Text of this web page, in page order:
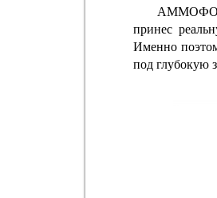
принес
Именно
под глубокую